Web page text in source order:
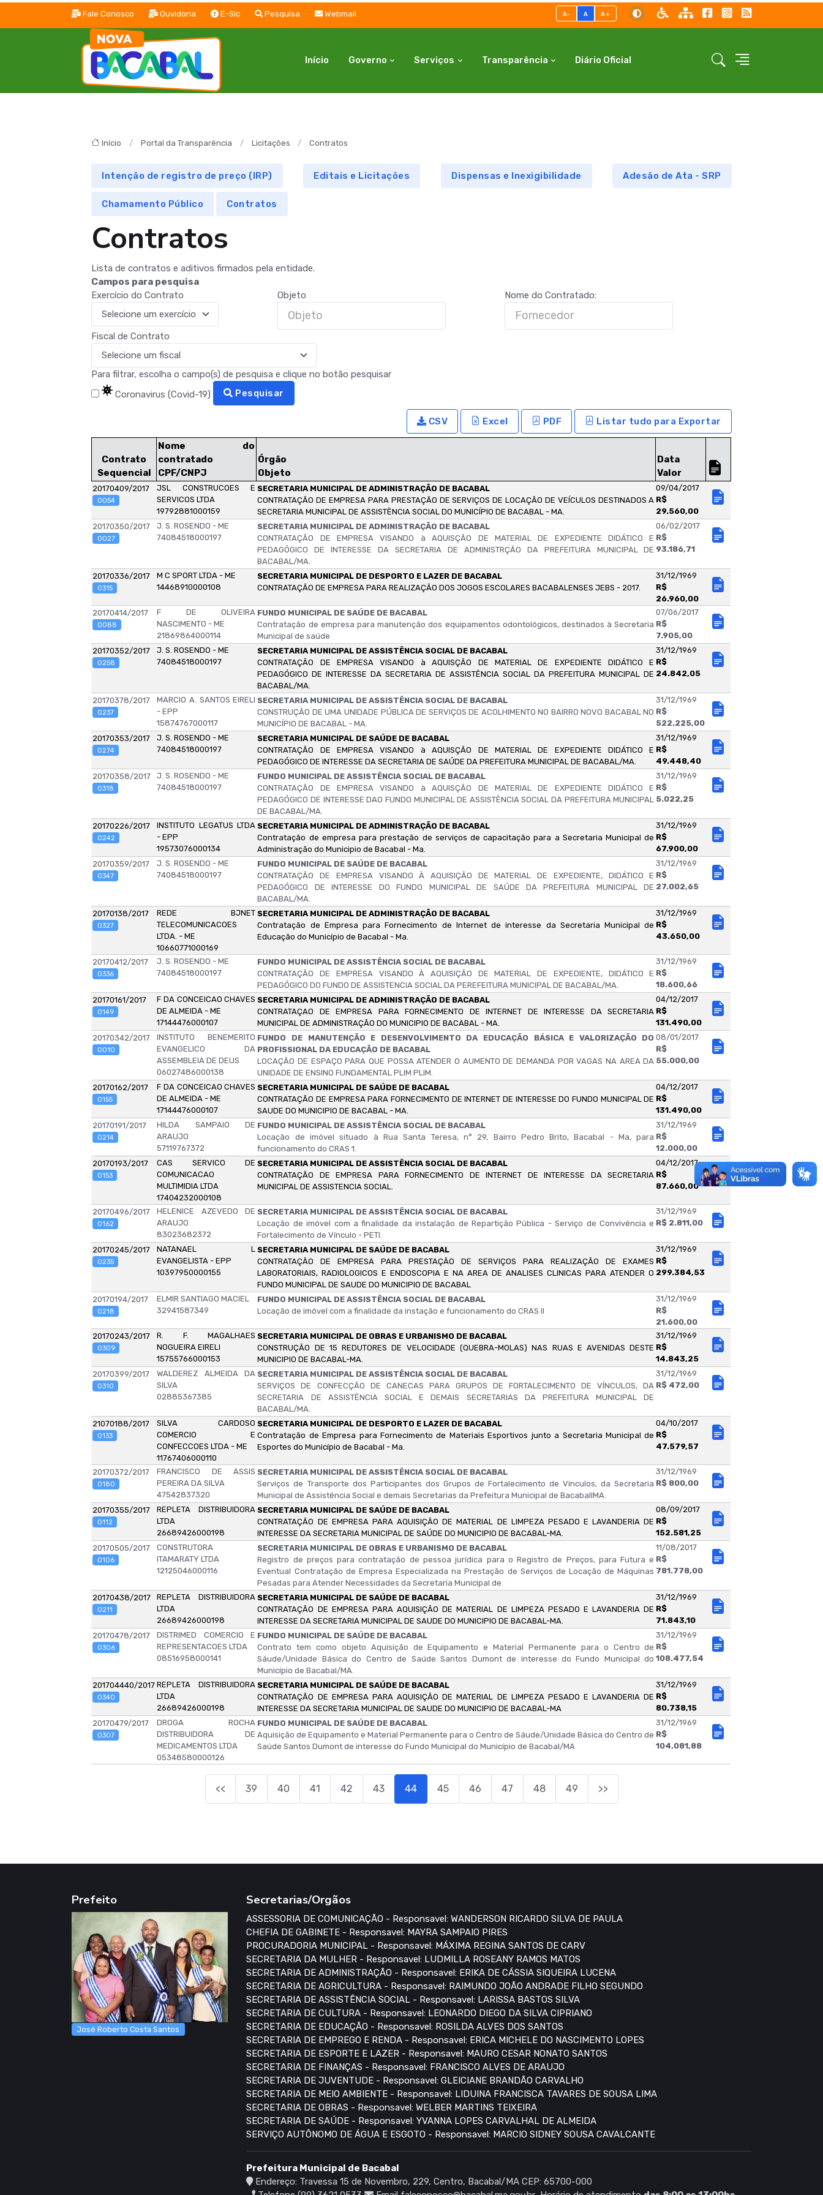
Fale Conosco Ouvidoria E-Sic Pesquisa Webmail A- A A+
Início Governo Serviços Transparência Diário Oficial
Início Portal da Transparência Licitações Contratos
Intenção de registro de preço (IRP) Editais e Licitações Dispensas e Inexigibilidade Adesão de Ata - SRP
Chamamento Público Contratos
Contratos
Lista de contratos e aditivos firmados pela entidade.
Campos para pesquisa
Exercício do Contrato
Objeto Nome do Contratado:
Fiscal de Contrato
Para filtrar, escolha o campo(s) de pesquisa e clique no botão pesquisar
Coronavirus (Covid-19)
Pesquisar
CSV Excel PDF Listar tudo para Exportar
Contrato
Sequencial
Nome do
contratado
CPF/CNPJ
Órgão
Objeto
Data
Valor
20170409/2017
0054
JSL CONSTRUCOES E
SERVICOS LTDA
19792881000159
SECRETARIA MUNICIPAL DE ADMINISTRAÇÃO DE BACABAL
CONTRATAÇÃO DE EMPRESA PARA PRESTAÇÃO DE SERVIÇOS DE LOCAÇÃO DE VEÍCULOS DESTINADOS A
SECRETARIA MUNICIPAL DE ASSISTÊNCIA SOCIAL DO MUNICÍPIO DE BACABAL - MA.
09/04/2017
R$
29.560,00
20170350/2017
0027
J. S. ROSENDO - ME
74084518000197
SECRETARIA MUNICIPAL DE ADMINISTRAÇÃO DE BACABAL
CONTRATAÇÃO DE EMPRESA VISANDO à AQUISÇÃO DE MATERIAL DE EXPEDIENTE DIDÁTICO E
PEDAGÓGICO DE INTERESSE DA SECRETARIA DE ADMINISTRÇÃO DA PREFEITURA MUNICIPAL DE
BACABAL/MA.
06/02/2017
R$
93.186,71
20170336/2017
0315
M C SPORT LTDA - ME
14468910000108
SECRETARIA MUNICIPAL DE DESPORTO E LAZER DE BACABAL
CONTRATAÇÃO DE EMPRESA PARA REALIZAÇÃO DOS JOGOS ESCOLARES BACABALENSES JEBS - 2017.
31/12/1969
R$
26.960,00
20170414/2017
0088
F DE OLIVEIRA
NASCIMENTO - ME
21869864000114
FUNDO MUNICIPAL DE SAÚDE DE BACABAL
Contratação de empresa para manutenção dos equipamentos odontológicos, destinados à Secretaria
Municipal de saúde
07/06/2017
R$
7.905,00
20170352/2017
0258
J. S. ROSENDO - ME
74084518000197
SECRETARIA MUNICIPAL DE ASSISTÊNCIA SOCIAL DE BACABAL
CONTRATAÇÃO DE EMPRESA VISANDO à AQUISÇÃO DE MATERIAL DE EXPEDIENTE DIDÁTICO E
PEDAGÓGICO DE INTERESSE DA SECRETARIA DE ASSISTÊNCIA SOCIAL DA PREFEITURA MUNICIPAL DE
BACABAL/MA.
31/12/1969
R$
24.842,05
20170378/2017
0237
MARCIO A. SANTOS EIRELI
- EPP
15874767000117
SECRETARIA MUNICIPAL DE ASSISTÊNCIA SOCIAL DE BACABAL
CONSTRUÇÃO DE UMA UNIDADE PÚBLICA DE SERVIÇOS DE ACOLHIMENTO NO BAIRRO NOVO BACABAL NO
MUNICÍPIO DE BACABAL - MA.
31/12/1969
R$
522.225,00
20170353/2017
0274
J. S. ROSENDO - ME
74084518000197
SECRETARIA MUNICIPAL DE SAÚDE DE BACABAL
CONTRATAÇÃO DE EMPRESA VISANDO à AQUISÇÃO DE MATERIAL DE EXPEDIENTE DIDÁTICO E
PEDAGÓGICO DE INTERESSE DA SECRETARIA DE SAÚDE DA PREFEITURA MUNICIPAL DE BACABAL/MA.
31/12/1969
R$
49.448,40
20170358/2017
0318
J. S. ROSENDO - ME
74084518000197
FUNDO MUNICIPAL DE ASSISTÊNCIA SOCIAL DE BACABAL
CONTRATAÇÃO DE EMPRESA VISANDO à AQUISÇÃO DE MATERIAL DE EXPEDIENTE DIDÁTICO E
PEDAGÓGICO DE INTERESSE DAO FUNDO MUNICIPAL DE ASSISTÊNCIA SOCIAL DA PREFEITURA MUNICIPAL
DE BACABAL/MA.
31/12/1969
R$
5.022,25
20170226/2017
0242
INSTITUTO LEGATUS LTDA
- EPP
19573076000134
SECRETARIA MUNICIPAL DE ADMINISTRAÇÃO DE BACABAL
Contratação de empresa para prestação de serviços de capacitação para a Secretaria Municipal de
Administração do Municipio de Bacabal - Ma.
31/12/1969
R$
67.900,00
20170359/2017
0347
J. S. ROSENDO - ME
74084518000197
FUNDO MUNICIPAL DE SAÚDE DE BACABAL
CONTRATAÇÃO DE EMPRESA VISANDO À AQUISIÇÃO DE MATERIAL DE EXPEDIENTE, DIDÁTICO E
PEDAGÓGICO DE INTERESSE DO FUNDO MUNICIPAL DE SAÚDE DA PREFEITURA MUNICIPAL DE
BACABAL/MA.
31/12/1969
R$
27.002,65
20170138/2017
0327
REDE BJNET
TELECOMUNICACOES
LTDA. - ME
10660771000169
SECRETARIA MUNICIPAL DE ADMINISTRAÇÃO DE BACABAL
Contratação de Empresa para Fornecimento de Internet de interesse da Secretaria Municipal de
Educação do Município de Bacabal - Ma.
31/12/1969
R$
43.650,00
20170412/2017
0336
J. S. ROSENDO - ME
74084518000197
FUNDO MUNICIPAL DE ASSISTÊNCIA SOCIAL DE BACABAL
CONTRATAÇÃO DE EMPRESA VISANDO À AQUISIÇÃO DE MATERIAL DE EXPEDIENTE, DIDÁTICO E
PEDAGÓGICO DO FUNDO DE ASSISTENCIA SOCIAL DA PEREFEITURA MUNICIPAL DE BACABAL/MA.
31/12/1969
R$
18.600,66
20170161/2017
0149
F DA CONCEICAO CHAVES
DE ALMEIDA - ME
17144476000107
SECRETARIA MUNICIPAL DE ADMINISTRAÇÃO DE BACABAL
CONTRATAÇAO DE EMPRESA PARA FORNECIMENTO DE INTERNET DE INTERESSE DA SECRETARIA
MUNICIPAL DE ADMINISTRAÇÃO DO MUNICIPIO DE BACABAL - MA.
04/12/2017
R$
131.490,00
20170342/2017
0010
INSTITUTO BENEMERITO
EVANGELICO DA
ASSEMBLEIA DE DEUS
06027486000138
FUNDO DE MANUTENÇÃO E DESENVOLVIMENTO DA EDUCAÇÃO BÁSICA E VALORIZAÇÃO DO
PROFISSIONAL DA EDUCAÇÃO DE BACABAL
LOCAÇÃO DE ESPAÇO PARA QUE POSSA ATENDER O AUMENTO DE DEMANDA POR VAGAS NA AREA DA
UNIDADE DE ENSINO FUNDAMENTAL PLIM PLIM.
08/01/2017
R$
55.000,00
20170162/2017
0155
F DA CONCEICAO CHAVES
DE ALMEIDA - ME
17144476000107
SECRETARIA MUNICIPAL DE SAÚDE DE BACABAL
CONTRATAÇÃO DE EMPRESA PARA FORNECIMENTO DE INTERNET DE INTERESSE DO FUNDO MUNICIPAL DE
SAUDE DO MUNICIPIO DE BACABAL - MA.
04/12/2017
R$
131.490,00
20170191/2017
0214
HILDA SAMPAIO DE
ARAUJO
57119767372
FUNDO MUNICIPAL DE ASSISTÊNCIA SOCIAL DE BACABAL
Locação de imóvel situado à Rua Santa Teresa, n° 29, Bairro Pedro Brito, Bacabal - Ma, para
funcionamento do CRAS 1.
31/12/1969
R$
12.000,00
20170193/2017
0153
CAS SERVICO DE
COMUNICACAO
MULTIMIDIA LTDA
17404232000108
SECRETARIA MUNICIPAL DE ASSISTÊNCIA SOCIAL DE BACABAL
CONTRATAÇÃO DE EMPRESA PARA FORNECIMENTO DE INTERNET DE INTERESSE DA SECRETARIA
MUNICIPAL DE ASSISTENCIA SOCIAL.
04/12/2017
R$
87.660,00
20170496/2017
0162
HELENICE AZEVEDO DE
ARAUJO
83023682372
SECRETARIA MUNICIPAL DE ASSISTÊNCIA SOCIAL DE BACABAL
Locação de imóvel com a finalidade da instalação de Repartição Pública - Serviço de Convivência e
Fortalecimento de Vínculo - PETI.
31/12/1969
R$ 2.811,00
20170245/2017
0235
NATANAEL L
EVANGELISTA - EPP
10397950000155
SECRETARIA MUNICIPAL DE SAÚDE DE BACABAL
CONTRATAÇÃO DE EMPRESA PARA PRESTAÇÃO DE SERVIÇOS PARA REALIZAÇÃO DE EXAMES
LABORATORIAIS, RADIOLOGICOS E ENDOSCOPIA E NA AREA DE ANALISES CLINICAS PARA ATENDER O
FUNDO MUNICIPAL DE SAUDE DO MUNICIPIO DE BACABAL
31/12/1969
R$
299.384,53
20170194/2017
0218
ELMIR SANTIAGO MACIEL
32941587349
FUNDO MUNICIPAL DE ASSISTÊNCIA SOCIAL DE BACABAL
Locação de imóvel com a finalidade da instação e funcionamento do CRAS II
31/12/1969
R$
21.600,00
20170243/2017
0309
R. F. MAGALHAES
NOGUEIRA EIRELI
15755766000153
SECRETARIA MUNICIPAL DE OBRAS E URBANISMO DE BACABAL
CONSTRUÇÃO DE 15 REDUTORES DE VELOCIDADE (QUEBRA-MOLAS) NAS RUAS E AVENIDAS DESTE
MUNICIPIO DE BACABAL-MA.
31/12/1969
R$
14.843,25
20170399/2017
0310
WALDEREZ ALMEIDA DA
SILVA
02885367385
SECRETARIA MUNICIPAL DE ASSISTÊNCIA SOCIAL DE BACABAL
SERVIÇOS DE CONFECÇÃO DE CANECAS PARA GRUPOS DE FORTALECIMENTO DE VÍNCULOS, DA
SECRETARIA DE ASSISTÊNCIA SOCIAL E DEMAIS SECRETARIAS DA PREFEITURA MUNICIPAL DE
BACABAL/MA.
31/12/1969
R$ 472,00
21070188/2017
0133
SILVA CARDOSO
COMERCIO E
CONFECCOES LTDA - ME
11767406000110
SECRETARIA MUNICIPAL DE DESPORTO E LAZER DE BACABAL
Contratação de Empresa para Fornecimento de Materiais Esportivos junto a Secretaria Municipal de
Esportes do Município de Bacabal - Ma.
04/10/2017
R$
47.579,57
20170372/2017
0180
FRANCISCO DE ASSIS
PEREIRA DA SILVA
47542837320
SECRETARIA MUNICIPAL DE ASSISTÊNCIA SOCIAL DE BACABAL
Serviços de Transporte dos Participantes dos Grupos de Fortalecimento de Vínculos, da Secretaria
Municipal de Assistência Social e demais Secretarias da Prefeitura Municipal de BacabalIMA.
31/12/1969
R$ 800,00
20170355/2017
0112
REPLETA DISTRIBUIDORA
LTDA
26689426000198
SECRETARIA MUNICIPAL DE SAÚDE DE BACABAL
CONTRATAÇÃO DE EMPRESA PARA AQUISIÇÃO DE MATERIAL DE LIMPEZA PESADO E LAVANDERIA DE
INTERESSE DA SECRETARIA MUNICIPAL DE SAÚDE DO MUNICIPIO DE BACABAL-MA.
08/09/2017
R$
152.581,25
20170505/2017
0106
CONSTRUTORA
ITAMARATY LTDA
12125046000116
SECRETARIA MUNICIPAL DE OBRAS E URBANISMO DE BACABAL
Registro de preços para contratação de pessoa jurídica para o Registro de Preços, para Futura e
Eventual Contratação de Empresa Especializada na Prestação de Serviços de Locação de Máquinas
Pesadas para Atender Necessidades da Secretaria Municipal de
11/08/2017
R$
781.778,00
20170438/2017
0211
REPLETA DISTRIBUIDORA
LTDA
26689426000198
SECRETARIA MUNICIPAL DE SAÚDE DE BACABAL
CONTRATAÇÃO DE EMPRESA PARA AQUISIÇÃO DE MATERIAL DE LIMPEZA PESADO E LAVANDERIA DE
INTERESSE DA SECRETARIA MUNICIPAL DE SAUDE DO MUNICIPIO DE BACABAL-MA.
31/12/1969
R$
71.843,10
20170478/2017
0306
DISTRIMED COMERCIO E
REPRESENTACOES LTDA
08516958000141
FUNDO MUNICIPAL DE SAÚDE DE BACABAL
Contrato tem como objeto Aquisição de Equipamento e Material Permanente para o Centro de
Sáude/Unidade Básica do Centro de Saúde Santos Dumont de interesse do Fundo Municipal do
Município de Bacabal/MA.
31/12/1969
R$
108.477,54
201704440/2017
0340
REPLETA DISTRIBUIDORA
LTDA
26689426000198
SECRETARIA MUNICIPAL DE SAÚDE DE BACABAL
CONTRATAÇÃO DE EMPRESA PARA AQUISIÇÃO DE MATERIAL DE LIMPEZA PESADO E LAVANDERIA DE
INTERESSE DA SECRETARIA MUNICIPAL DE SAUDE DO MUNICIPIO DE BACABAL-MA
31/12/1969
R$
80.738,15
20170479/2017
0307
DROGA ROCHA
DISTRIBUIDORA DE
MEDICAMENTOS LTDA
05348580000126
FUNDO MUNICIPAL DE SAÚDE DE BACABAL
Aquisição de Equipamento e Material Permanente para o Centro de Sáude/Unidade Básica do Centro de
Saúde Santos Dumont de interesse do Fundo Municipal do Município de Bacabal/MA
31/12/1969
R$
104.081,88
<< 39 40 41 42 43 44 45 46 47 48 49 >>
Prefeito
José Roberto Costa Santos
Secretarias/Orgãos
ASSESSORIA DE COMUNICAÇÃO - Responsavel: WANDERSON RICARDO SILVA DE PAULA
CHEFIA DE GABINETE - Responsavel: MAYRA SAMPAIO PIRES
PROCURADORIA MUNICIPAL - Responsavel: MÁXIMA REGINA SANTOS DE CARV
SECRETARIA DA MULHER - Responsavel: LUDMILLA ROSEANY RAMOS MATOS
SECRETARIA DE ADMINISTRAÇÃO - Responsavel: ERIKA DE CÁSSIA SIQUEIRA LUCENA
SECRETARIA DE AGRICULTURA - Responsavel: RAIMUNDO JOÃO ANDRADE FILHO SEGUNDO
SECRETARIA DE ASSISTÊNCIA SOCIAL - Responsavel: LARISSA BASTOS SILVA
SECRETARIA DE CULTURA - Responsavel: LEONARDO DIEGO DA SILVA CIPRIANO
SECRETARIA DE EDUCAÇÃO - Responsavel: ROSILDA ALVES DOS SANTOS
SECRETARIA DE EMPREGO E RENDA - Responsavel: ERICA MICHELE DO NASCIMENTO LOPES
SECRETARIA DE ESPORTE E LAZER - Responsavel: MAURO CESAR NONATO SANTOS
SECRETARIA DE FINANÇAS - Responsavel: FRANCISCO ALVES DE ARAUJO
SECRETARIA DE JUVENTUDE - Responsavel: GLEICIANE BRANDÃO CARVALHO
SECRETARIA DE MEIO AMBIENTE - Responsavel: LIDUINA FRANCISCA TAVARES DE SOUSA LIMA
SECRETARIA DE OBRAS - Responsavel: WELBER MARTINS TEIXEIRA
SECRETARIA DE SAÚDE - Responsavel: YVANNA LOPES CARVALHAL DE ALMEIDA
SERVIÇO AUTÔNOMO DE ÁGUA E ESGOTO - Responsavel: MARCIO SIDNEY SOUSA CAVALCANTE
Prefeitura Municipal de Bacabal
Endereço: Travessa 15 de Novembro, 229, Centro, Bacabal/MA CEP: 65700-000